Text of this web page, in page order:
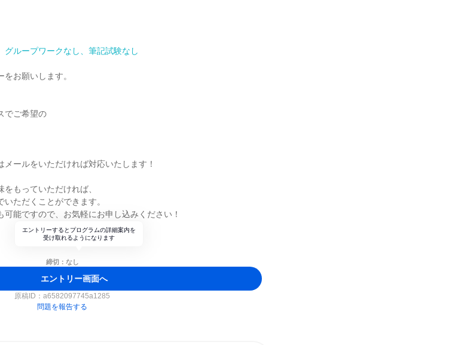
ループワークなし、筆記試験なし
お願いします。
でご希望の
ールをいただければ対応いたします！
もっていただければ、
ただくことができます。
能ですので、お気軽にお申し込みください！
エントリーするとプログラムの詳細案内を
受け取れるようになります
締切：なし
エントリー画面へ
原稿ID： a6582097745a1285
問題を報告する